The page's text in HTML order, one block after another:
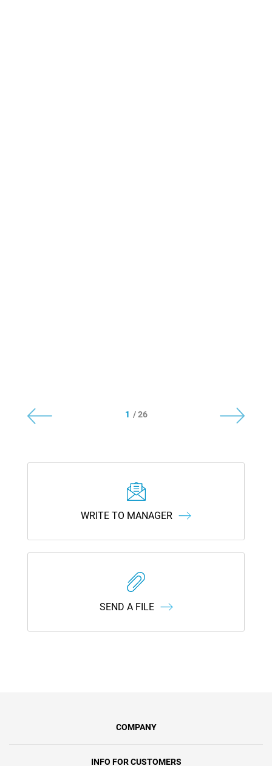
1 / 26
WRITE TO MANAGER
SEND A FILE
COMPANY
INFO FOR CUSTOMERS